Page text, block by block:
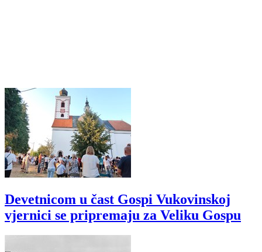
Devetnicom u čast Gospi Vukovinskoj
vjernici se pripremaju za Veliku Gospu